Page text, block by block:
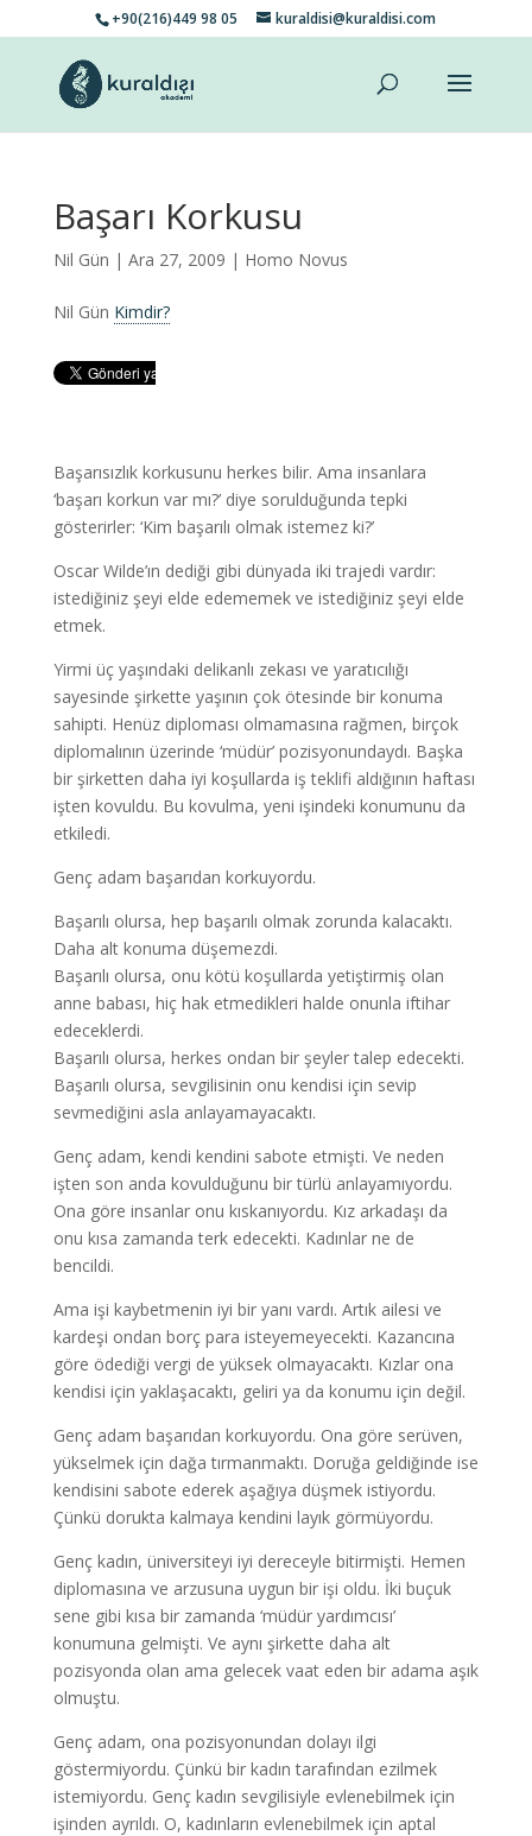
+90(216)449 98 05 kuraldisi@kuraldisi.com
Başarı Korkusu
Nil Gün | Ara 27, 2009 | Homo Novus
Nil Gün Kimdir?
Başarısızlık korkusunu herkes bilir. Ama insanlara
‘başarı korkun var mı?’ diye sorulduğunda tepki
gösterirler: ‘Kim başarılı olmak istemez ki?’
Oscar Wilde’ın dediği gibi dünyada iki trajedi vardır:
istediğiniz şeyi elde edememek ve istediğiniz şeyi elde
etmek.
Yirmi üç yaşındaki delikanlı zekası ve yaratıcılığı
sayesinde şirkette yaşının çok ötesinde bir konuma
sahipti. Henüz diploması olmamasına rağmen, birçok
diplomalının üzerinde ‘müdür’ pozisyonundaydı. Başka
bir şirketten daha iyi koşullarda iş teklifi aldığının haftası
işten kovuldu. Bu kovulma, yeni işindeki konumunu da
etkiledi.
Genç adam başarıdan korkuyordu.
Başarılı olursa, hep başarılı olmak zorunda kalacaktı.
Daha alt konuma düşemezdi.
Başarılı olursa, onu kötü koşullarda yetiştirmiş olan
anne babası, hiç hak etmedikleri halde onunla iftihar
edeceklerdi.
Başarılı olursa, herkes ondan bir şeyler talep edecekti.
Başarılı olursa, sevgilisinin onu kendisi için sevip
sevmediğini asla anlayamayacaktı.
Genç adam, kendi kendini sabote etmişti. Ve neden
işten son anda kovulduğunu bir türlü anlayamıyordu.
Ona göre insanlar onu kıskanıyordu. Kız arkadaşı da
onu kısa zamanda terk edecekti. Kadınlar ne de
bencildi.
Ama işi kaybetmenin iyi bir yanı vardı. Artık ailesi ve
kardeşi ondan borç para isteyemeyecekti. Kazancına
göre ödediği vergi de yüksek olmayacaktı. Kızlar ona
kendisi için yaklaşacaktı, geliri ya da konumu için değil.
Genç adam başarıdan korkuyordu. Ona göre serüven,
yükselmek için dağa tırmanmaktı. Doruğa geldiğinde ise
kendisini sabote ederek aşağıya düşmek istiyordu.
Çünkü dorukta kalmaya kendini layık görmüyordu.
Genç kadın, üniversiteyi iyi dereceyle bitirmişti. Hemen
diplomasına ve arzusuna uygun bir işi oldu. İki buçuk
sene gibi kısa bir zamanda ‘müdür yardımcısı’
konumuna gelmişti. Ve aynı şirkette daha alt
pozisyonda olan ama gelecek vaat eden bir adama aşık
olmuştu.
Genç adam, ona pozisyonundan dolayı ilgi
göstermiyordu. Çünkü bir kadın tarafından ezilmek
istemiyordu. Genç kadın sevgilisiyle evlenebilmek için
işinden ayrıldı. O, kadınların evlenebilmek için aptal